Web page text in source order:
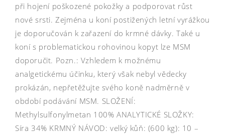
při hojení poškozené pokožky a podporovat růst
nové srsti. Zejména u koní postižených letní vyrážkou
je doporučován k zařazení do krmné dávky. Také u
koní s problematickou rohovinou kopyt lze MSM
doporučit. Pozn.: Vzhledem k možnému
analgetickému účinku, který však nebyl vědecky
prokázán, nepřetěžujte svého koně nadměrně v
období podávání MSM. SLOŽENÍ:
Methylsulfonylmetan 100% ANALYTICKÉ SLOŽKY:
Síra 34% KRMNÝ NÁVOD: velký kůň: (600 kg): 10 –